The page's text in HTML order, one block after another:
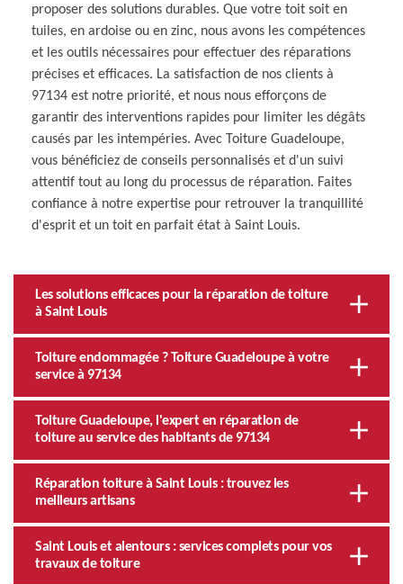
proposer des solutions durables. Que votre toit soit en
tuiles, en ardoise ou en zinc, nous avons les compétences
et les outils nécessaires pour effectuer des réparations
précises et efficaces. La satisfaction de nos clients à
97134 est notre priorité, et nous nous efforçons de
garantir des interventions rapides pour limiter les dégâts
causés par les intempéries. Avec Toiture Guadeloupe,
vous bénéficiez de conseils personnalisés et d'un suivi
attentif tout au long du processus de réparation. Faites
confiance à notre expertise pour retrouver la tranquillité
d'esprit et un toit en parfait état à Saint Louis.
Les solutions efficaces pour la réparation de toiture
à Saint Louis
Toiture endommagée ? Toiture Guadeloupe à votre
service à 97134
Toiture Guadeloupe, l'expert en réparation de
toiture au service des habitants de 97134
Réparation toiture à Saint Louis : trouvez les
meilleurs artisans
Saint Louis et alentours : services complets pour vos
travaux de toiture